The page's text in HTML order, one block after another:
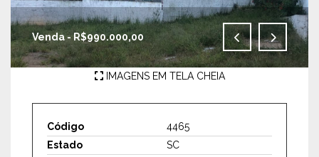
Venda - R$990.000,00
IMAGENS EM TELA CHEIA
Código
4465
Estado
SC